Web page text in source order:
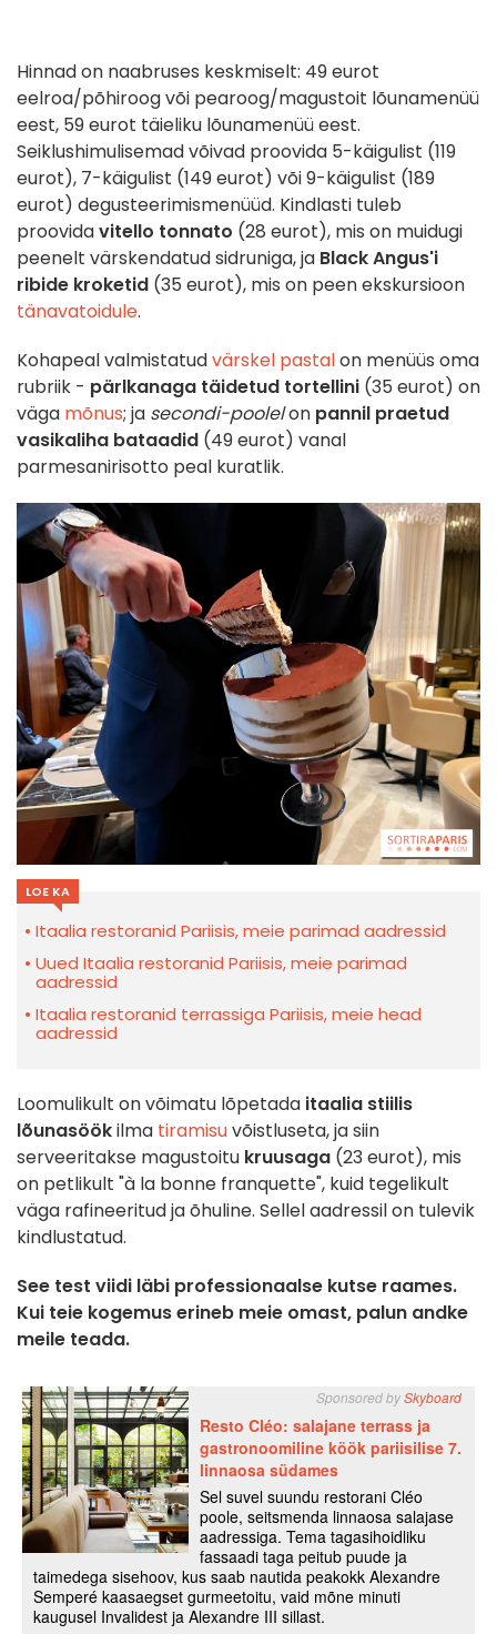
Hinnad on naabruses keskmiselt: 49 eurot
eelroa/põhiroog või pearoog/magustoit lõunamenüü
eest, 59 eurot täieliku lõunamenüü eest.
Seiklushimulisemad võivad proovida 5-käigulist (119
eurot), 7-käigulist (149 eurot) või 9-käigulist (189
eurot) degusteerimismenüüd. Kindlasti tuleb
proovidavitello tonnato (28 eurot), mis on muidugi
peenelt värskendatud sidruniga, ja Black Angus'i
ribide kroketid (35 eurot), mis on peen ekskursioon
tänavatoidule.
Kohapeal valmistatudvärskel pastalon menüüs oma
rubriik - pärlkanaga täidetud tortellini (35 eurot) on
väga mõnus; ja secondi-poolelon pannil praetud
vasikaliha bataadid (49 eurot) vanal
parmesanirisotto peal kuratlik.
LOE KA
Itaalia restoranid Pariisis, meie parimad aadressid
Uued Itaalia restoranid Pariisis, meie parimad
aadressid
Itaalia restoranid terrassiga Pariisis, meie head
aadressid
Loomulikult on võimatu lõpetada itaalia stiilis
lõunasöökilma tiramisuvõistluseta, ja siin
serveeritakse magustoitu kruusaga (23 eurot), mis
on petlikult "à la bonne franquette", kuid tegelikult
väga rafineeritud ja õhuline. Sellel aadressil on tulevik
kindlustatud.
See test viidi läbi professionaalse kutse raames.
Kui teie kogemus erineb meie omast, palun andke
meile teada.